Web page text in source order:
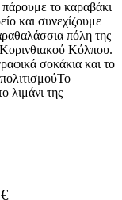
το καραβάκι
και συνεχίζουμε
πόλη της
Κορινθιακού Κόλπου.
σοκάκια και το
λιμάνι της